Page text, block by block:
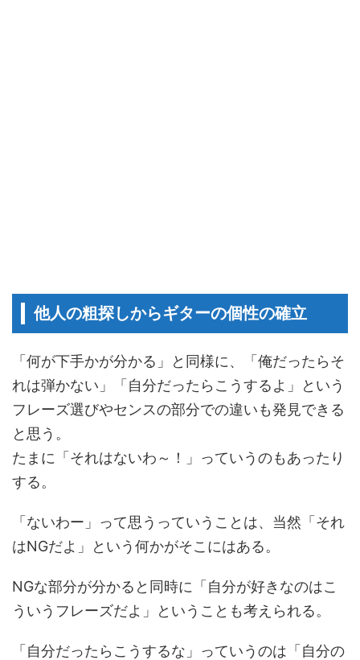
他人の粗探しからギターの個性の確立
「何が下手かが分かる」と同様に、「俺だったらそ
れは弾かない」「自分だったらこうするよ」という
フレーズ選びやセンスの部分での違いも発見できる
と思う。
たまに「それはないわ～！」っていうのもあったり
する。
「ないわー」って思うっていうことは、当然「それ
はNGだよ」という何かがそこにはある。
NGな部分が分かると同時に「自分が好きなのはこ
ういうフレーズだよ」ということも考えられる。
「自分だったらこうするな」っていうのは「自分の